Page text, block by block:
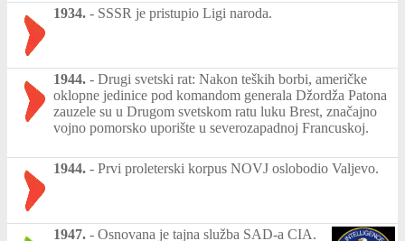
1934. - SSSR je pristupio Ligi naroda.
1944. - Drugi svetski rat: Nakon teških borbi, američke
oklopne jedinice pod komandom generala Džordža Patona
zauzele su u Drugom svetskom ratu luku Brest, značajno
vojno pomorsko uporište u severozapadnoj Francuskoj.
1944. - Prvi proleterski korpus NOVJ oslobodio Valjevo.
1947. - Osnovana je tajna služba SAD-a CIA.